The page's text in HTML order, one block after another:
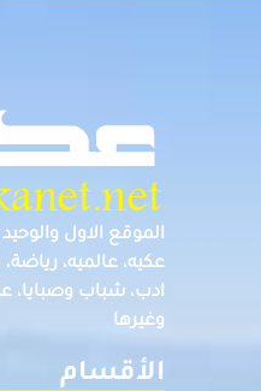
الموقع الاول
عكيه، عالميه،
ادب، شباب وصبايا،
وغيرها
الأقسام